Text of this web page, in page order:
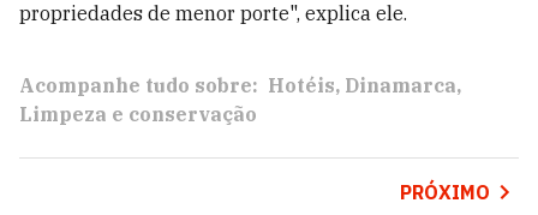
propriedades de menor porte", explica ele.
Acompanhe tudo sobre: Hotéis Dinamarca
Limpeza e conservação
PRÓXIMO